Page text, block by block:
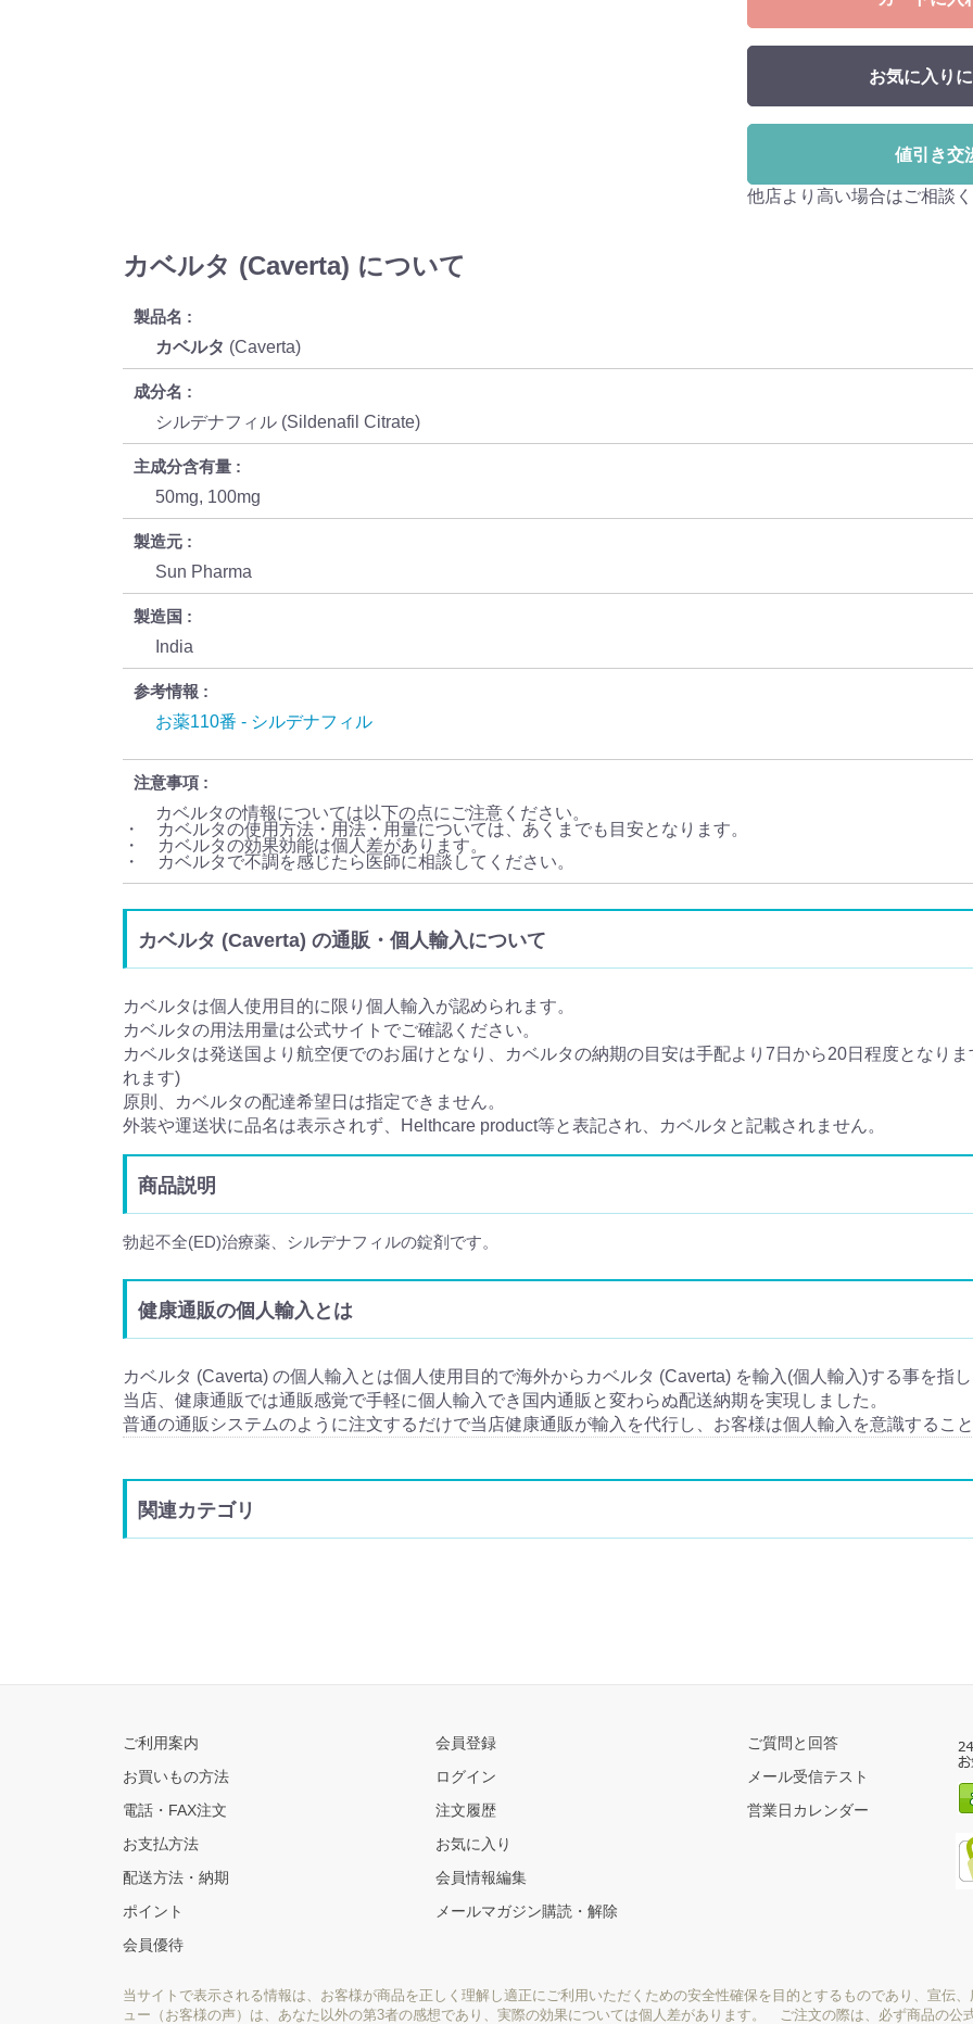
お気に入り
値引き交
他店より高い場合はご相談
カベルタ (Caverta) について
製品名
カベルタ (Caverta)
成分名
シルデナフィル (Sildenafil Citrate)
主成分含有量
50mg, 100mg
製造元
Sun Pharma
製造国
India
参考情報
お薬110番 - シルデナフィル
注意事項
カベルタの情報については以下の点にご注意ください。
・ カベルタの使用方法・用法・用量については、あくまでも目安となります。
・ カベルタの効果効能は個人差があります。
・ カベルタで不調を感じたら医師に相談してください。
カベルタ (Caverta) の通販・個人輸入について
カベルタは個人使用目的に限り個人輸入が認められます。
カベルタの用法用量は公式サイトでご確認ください。
カベルタは発送国より航空便でのお届けとなり、カベルタの納期の目安は手配より7日から20日程度となり
れます)
原則、カベルタの配達希望日は指定できません。
外装や運送状に品名は表示されず、Helthcare product等と表記され、カベルタと記載されません。
商品説明
勃起不全(ED)治療薬、シルデナフィルの錠剤です。
健康通販の個人輸入とは
カベルタ (Caverta) の個人輸入とは個人使用目的で海外からカベルタ (Caverta) を輸入(個人輸入)する事を指し
当店、健康通販では通販感覚で手軽に個人輸入でき国内通販と変わらぬ配送納期を実現しました。
普通の通販システムのように注文するだけで当店健康通販が輸入を代行し、お客様は個人輸入を意識するこ
関連カテゴリ
ご利用案内
お買いもの方法
電話・FAX注文
お支払方法
配送方法・納期
ポイント
会員優待
会員登録
ログイン
注文履歴
お気に入り
会員情報編集
メールマガジン購読・解除
ご質問と回答
メール受信テスト
営業日カレンダー
当サイトで表示される情報は、お客様が商品を正しく理解し適正にご利用いただくための安全性確保を目的とするものであり、宣
ュー（お客様の声）は、あなた以外の第3者の感想であり、実際の効果については個人差があります。 ご注文の際は、必ず商品の公